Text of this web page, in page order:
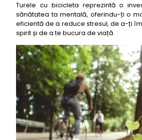
Turele cu bicicleta reprezintă o
sănătatea ta mentală, oferindu-ți o
eficientă de a reduce stresul, de a-ți
spirit și de a te bucura de viață.